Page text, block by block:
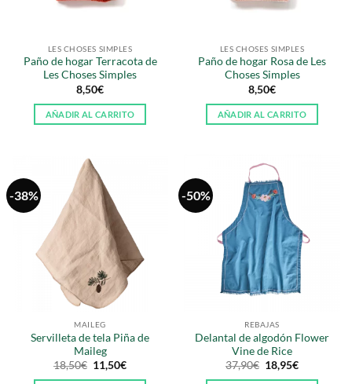
LES CHOSES SIMPLES
Paño de hogar Terracota de
Les Choses Simples
8,50€
AÑADIR AL CARRITO
LES CHOSES SIMPLES
Paño de hogar Rosa de Les
Choses Simples
8,50€
AÑADIR AL CARRITO
-38%
MAILEG
Servilleta de tela Piña de
Maileg
18,50€ El
precio
11,50€El
-50%
REBAJAS
Delantal de algodón Flower
Vine de Rice
37,90€ El
precio
18,95€El